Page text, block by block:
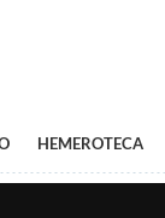
HEMEROTECA